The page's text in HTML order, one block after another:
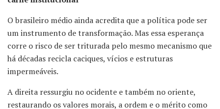
O brasileiro médio ainda acredita que a política pode ser
um instrumento de transformação. Mas essa esperança
corre o risco de ser triturada pelo mesmo mecanismo que
há décadas recicla caciques, vícios e estruturas
impermeáveis.
A direita ressurgiu no ocidente e também no oriente,
restaurando os valores morais, a ordem e o mérito como